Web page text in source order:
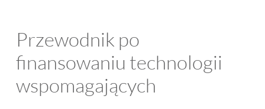
Przewodnik po
finansowaniu technologii
wspomagających